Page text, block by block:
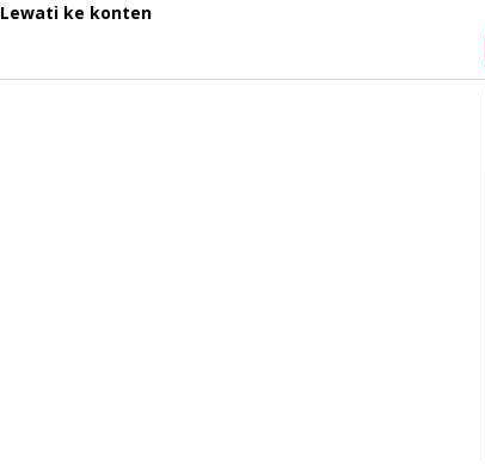
Lewati ke konten